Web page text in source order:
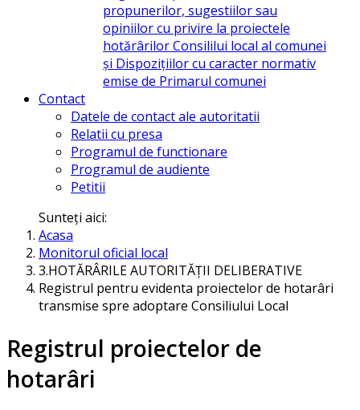
propunerilor, sugestiilor sau
opiniilor cu privire la proiectele
hotărârilor Consililui local al comunei
și Dispozițiilor cu caracter normativ
emise de Primarul comunei
Contact
Datele de contact ale autoritatii
Relatii cu presa
Programul de functionare
Programul de audiente
Petitii
Sunteți aici:
Acasa
Monitorul oficial local
3.HOTĂRÂRILE AUTORITĂŢII DELIBERATIVE
Registrul pentru evidenta proiectelor de hotarâri
transmise spre adoptare Consiliului Local
Registrul proiectelor de
hotarâri